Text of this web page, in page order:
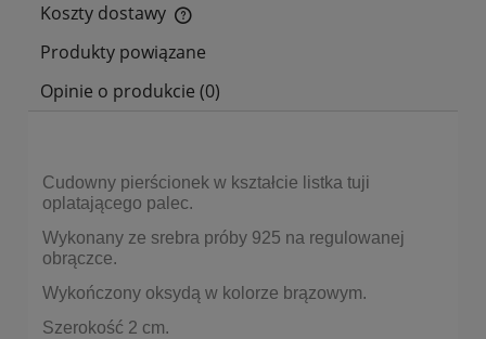
Koszty dostawy
Cena nie zawiera ewentualnych kosztów płatności
Produkty powiązane
Opinie o produkcie (0)
Cudowny pierścionek w kształcie listka tuji
oplatającego palec.
Wykonany ze srebra próby 925 na regulowanej
obrączce.
Wykończony oksydą w kolorze brązowym.
Szerokość 2 cm.